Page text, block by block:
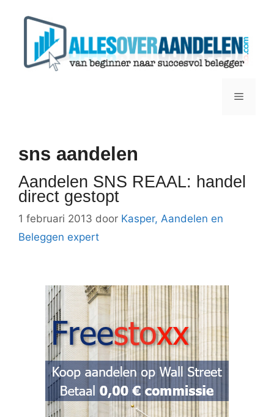
Menu
sns aandelen
Aandelen SNS REAAL: handel
direct gestopt
1 februari 2013 door Kasper, Aandelen en
Beleggen expert